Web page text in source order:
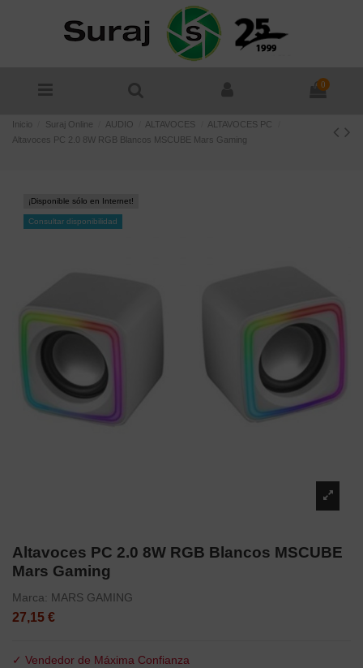
0
Inicio Suraj Online AUDIO ALTAVOCES
ALTAVOCES PC
Altavoces PC 2.0 8W RGB Blancos MSCUBE Mars Gaming
¡Disponible sólo en Internet!
Consultar disponibilidad
Altavoces PC 2.0 8W RGB Blancos MSCUBE
Mars Gaming
Marca: MARS GAMING
27,15 €
✓ Vendedor de Máxima Confianza